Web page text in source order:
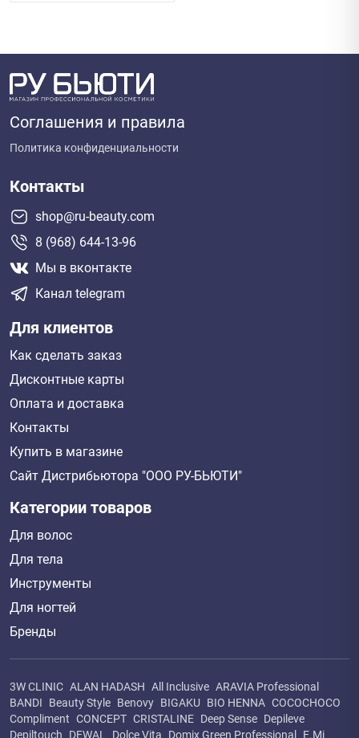
Соглашения и правила
Политика конфиденциальности
Контакты
shop@ru-beauty.com
8 (968) 644-13-96
Мы в вконтакте
Канал telegram
Для клиентов
Как сделать заказ
Дисконтные карты
Оплата и доставка
Контакты
Купить в магазине
Сайт Дистрибьютора "ООО РУ-БЬЮТИ"
Категории товаров
Для волос
Для тела
Инструменты
Для ногтей
Бренды
3W CLINIC ALAN HADASH All Inclusive ARAVIA Professional
BANDI
Beauty Style Benovy BIGAKU BIO HENNA COCOCHOCO
Compliment CONCEPT CRISTALINE Deep Sense Depileve
Depiltouch
DEWAL Dolce Vita Domix Green Professional E.Mi